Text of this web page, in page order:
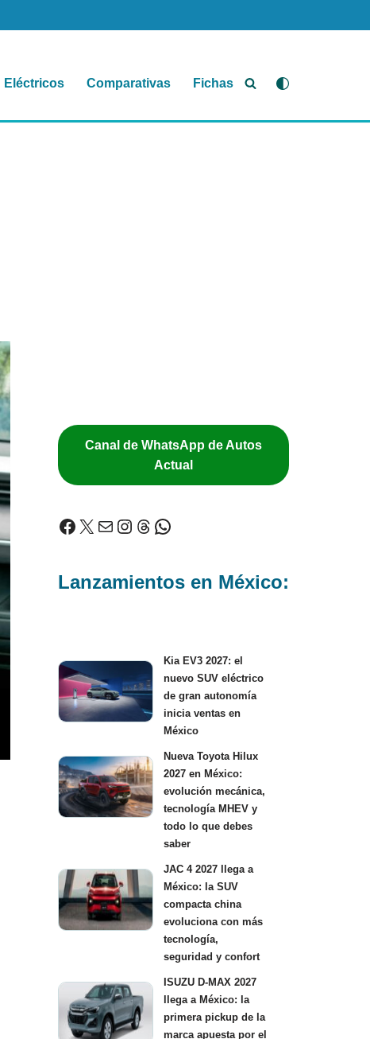
Eléctricos Comparativas Fichas
Canal de WhatsApp de Autos
Actual
Lanzamientos en México:
Kia EV3 2027: el
nuevo SUV eléctrico
de gran autonomía
inicia ventas en
México
Nueva Toyota Hilux
2027 en México:
evolución mecánica,
tecnología MHEV y
todo lo que debes
saber
JAC 4 2027 llega a
México: la SUV
compacta china
evoluciona con más
tecnología,
seguridad y confort
ISUZU D-MAX 2027
llega a México: la
primera pickup de la
marca apuesta por el